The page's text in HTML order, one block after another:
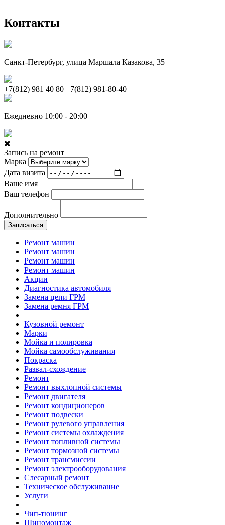
Контакты
Санкт-Петербург, улица Маршала Казакова, 35
+7(812) 981 40 80 +7(812) 981-80-40
Ежедневно 10:00 - 20:00
Запись на ремонт
Марка
Дата визита
Ваше имя
Ваш телефон
Дополнительно
Записаться
Ремонт машин
Ремонт машин
Ремонт машин
Ремонт машин
Акции
Диагностика автомобиля
Замена цепи ГРМ
Замена ремня ГРМ
Кузовной ремонт
Марки
Мойка и полировка
Мойка самообслуживания
Покраска
Развал-схождение
Ремонт
Ремонт выхлопной системы
Ремонт двигателя
Ремонт кондиционеров
Ремонт подвески
Ремонт рулевого управления
Ремонт системы охлаждения
Ремонт топливной системы
Ремонт тормозной системы
Ремонт трансмиссии
Ремонт электрооборудования
Слесарный ремонт
Техническое обслуживание
Услуги
Чип-тюнинг
Шиномонтаж